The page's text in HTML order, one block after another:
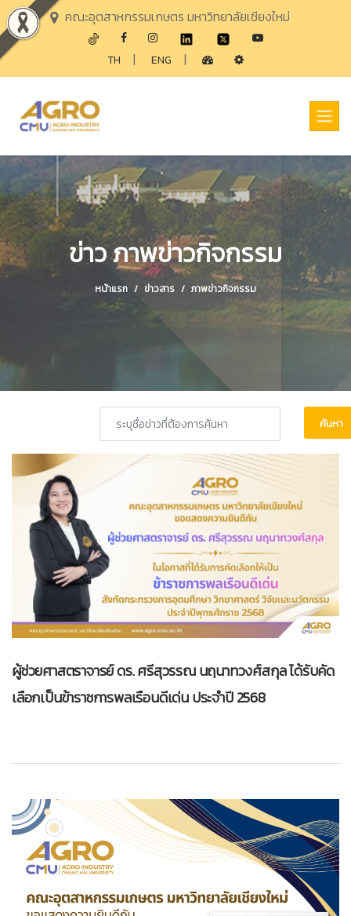
คณะอุตสาหกรรมเกษตร มหาวิทยาลัยเชียงใหม่
TH | ENG |
ข่าว ภาพข่าวกิจกรรม
หน้าแรก ข่าวสาร ภาพข่าวกิจกรรม
ค้นหา
ผู้ช่วยศาสตราจารย์ ดร. ศรีสุวรรณ นฤนาทวงศ์สกุล ได้รับคัด
เลือกเป็นข้าราชการพลเรือนดีเด่น ประจำปี 2568